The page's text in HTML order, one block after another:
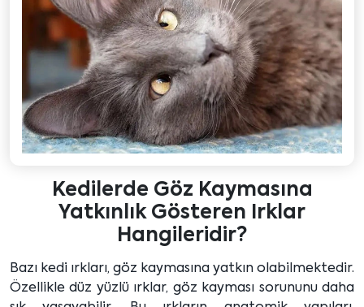
Kedilerde Göz Kaymasına
Yatkınlık Gösteren Irklar
Hangileridir?
Bazı kedi ırkları, göz kaymasına yatkın olabilmektedir.
Özellikle düz yüzlü ırklar, göz kayması sorununu daha